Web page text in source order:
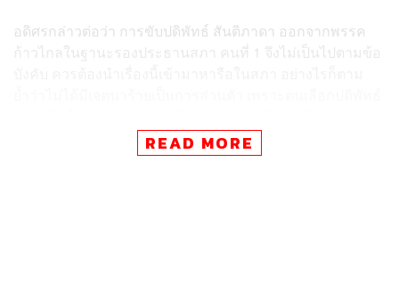
อดิศรกล่าวต่อว่า การขับปดิพัทธ์ สันติภาดา ออกจากพรรค
ก้าวไกลในฐานะรองประธานสภา คนที่ 1 จึงไม่เป็นไปตามข้อ
ก้าวไกลแล้ว ตนก็ไม่มีอะไรที่จะผูกพันกับปดิพัทธ์ เนื่องจากไม่
ได้รู้จักกันเป็นการส่วนตัวมาก่อน
READ MORE